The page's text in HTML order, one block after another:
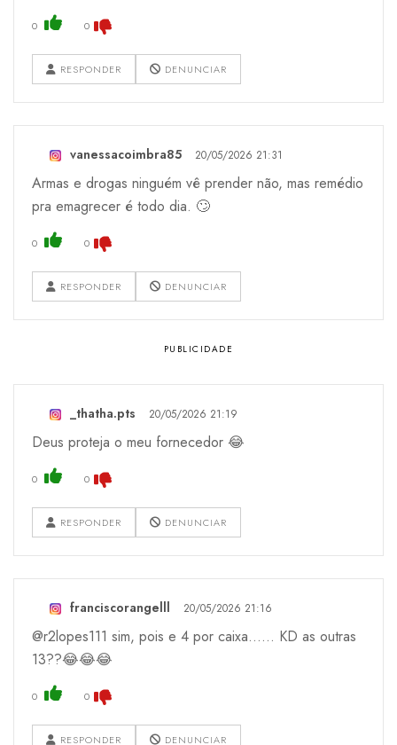
0 0
RESPONDER DENUNCIAR
vanessacoimbra85 20/05/2026 21:31
Armas e drogas ninguém vê prender não, mas remédio
pra emagrecer é todo dia. 🙄
0 0
RESPONDER DENUNCIAR
_thatha.pts 20/05/2026 21:19
Deus proteja o meu fornecedor 😂
0 0
RESPONDER DENUNCIAR
franciscorangelll 20/05/2026 21:16
@r2lopes111 sim, pois e 4 por caixa...... KD as outras
13??😂😂😂
0 0
RESPONDER DENUNCIAR